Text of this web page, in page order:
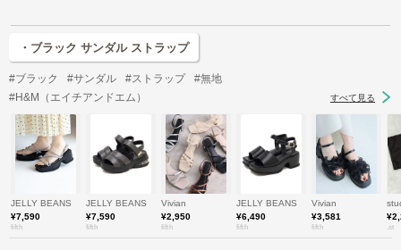
・ブラック サンダル ストラップ
#ブラック #サンダル #ストラップ
#無地
#H&M（エイチアンドエム）
すべて見る
JELLY BEANS
¥7,590
fifth
JELLY BEANS
¥7,590
fifth
Vivian
¥2,950
fifth
JELLY BEANS
¥6,490
fifth
Vivian
¥3,581
fifth .st